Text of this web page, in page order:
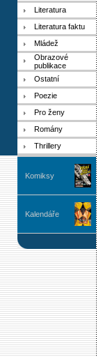
Literatura
Literatura faktu
Mládež
Obrazové
publikace
Ostatní
Poezie
Pro ženy
Romány
Thrillery
Komiksy
Kalendáře